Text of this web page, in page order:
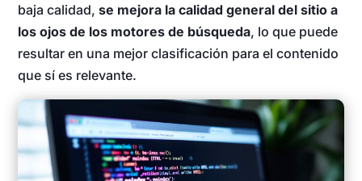
baja calidad,se mejora la calidad general del sitio a
los ojos de los motores de búsqueda, lo que puede
resultar en una mejor clasificación para el contenido
que sí es relevante.